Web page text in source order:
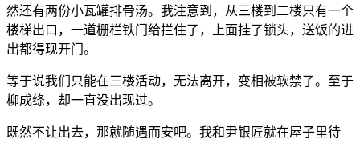
然还有两份小瓦罐排骨汤。我注意到，从三楼到二楼只有一个
楼梯出口，一道栅栏铁门给拦住了，上面挂了锁头，送饭的进
出都得现开门。
等于说我们只能在三楼活动，无法离开，变相被软禁了。至于
柳成绦，却一直没出现过。
既然不让出去，那就随遇而安吧。我和尹银匠就在屋子里待